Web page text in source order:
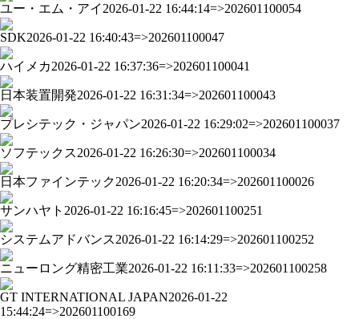
ユー・エム・アイ 2026-01-22 16:44:14=>202601100054
SDK2026-01-22 16:40:43=>202601100047
ハイメカ2026-01-22 16:37:36=>202601100041
日本装置開発2026-01-22 16:31:34=>202601100043
プレシテック・ジャパン2026-01-22 16:29:02=>202601100037
ソフテックス2026-01-22 16:26:30=>202601100034
日本ファインテック2026-01-22 16:20:34=>202601100026
サンハヤト 2026-01-22 16:16:45=>202601100251
システムアドバンス2026-01-22 16:14:29=>202601100252
ニューロング精密工業2026-01-22 16:11:33=>202601100258
GT INTERNATIONAL JAPAN2026-01-22
15:44:24=>202601100169